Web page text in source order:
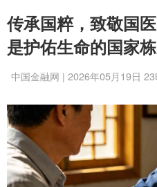
传承国粹，致敬国
是护佑生命的国家
中国金融网 | 2026年05月19日